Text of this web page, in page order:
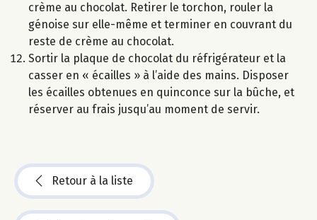
crème au chocolat. Retirer le torchon, rouler la
génoise sur elle-même et terminer en couvrant du
reste de crème au chocolat.
Sortir la plaque de chocolat du réfrigérateur et la
casser en « écailles » à l’aide des mains. Disposer
les écailles obtenues en quinconce sur la bûche, et
réserver au frais jusqu’au moment de servir.
Retour à la liste